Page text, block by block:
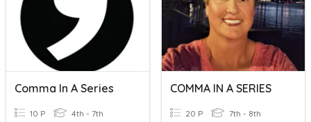
Comma In A Series
10 P 4th - 7th
COMMA IN A SERIES
20 P 7th - 8th